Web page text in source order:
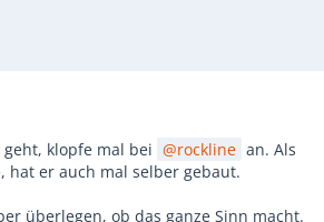
geht, klopfe mal bei rockline an. Als
hat er auch mal selber gebaut.
überlegen, ob das ganze Sinn macht.